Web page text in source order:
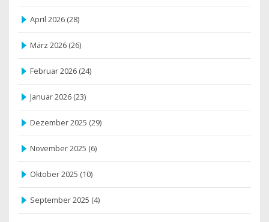
April 2026 (28)
März 2026 (26)
Februar 2026 (24)
Januar 2026 (23)
Dezember 2025 (29)
November 2025 (6)
Oktober 2025 (10)
September 2025 (4)